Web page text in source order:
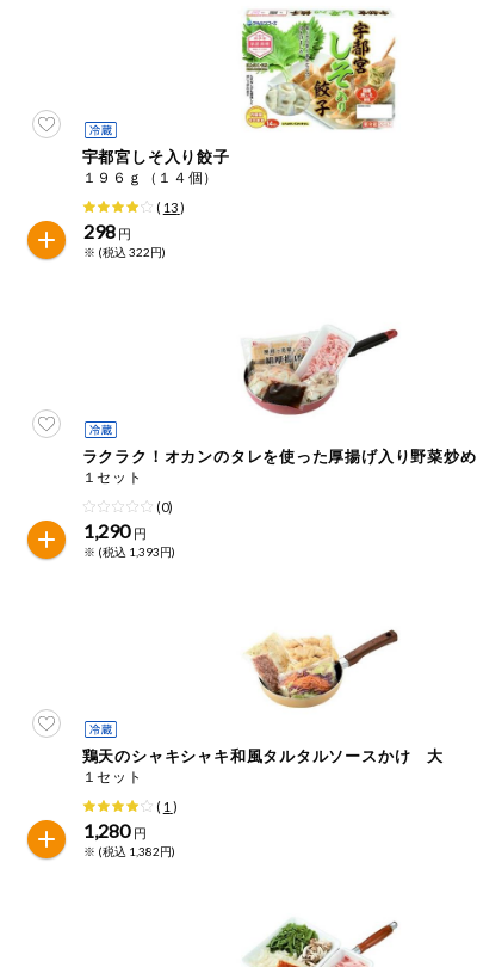
宇都宮しそ入り餃子
１９６ｇ（１４個）
( 13)
298 円
※ (税込 322円)
ラクラク！オカンのタレを使った厚揚げ入り野菜炒め
１セット
(0)
1,290 円
※ (税込 1,393円)
鶏天のシャキシャキ和風タルタルソースかけ 大
１セット
( 1 )
1,280 円
※ (税込 1,382円)